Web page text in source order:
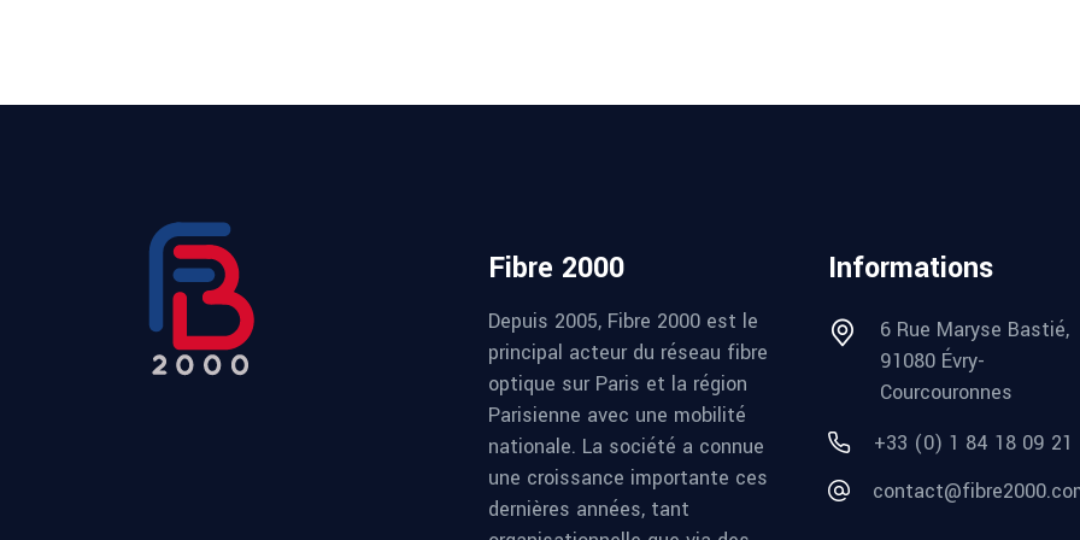
Fibre 2000
Depuis 2005, Fibre 2000 est le
principal acteur du réseau fibre
optique sur Paris et la région
Parisienne avec une mobilité
nationale. La société a connue
une croissance importante ces
dernières années, tant
Informations
6 Rue Maryse Bastié,
91080 Évry-
Courcouronnes
+33 (0) 1 84 18 09 21